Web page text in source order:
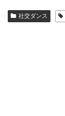
社交ダンス